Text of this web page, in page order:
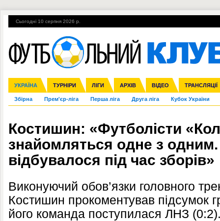
Сьогодні 10 серпня 2026 р.
УКРАЇНА ТУРНІРИ ЛІГИ АРХІВ ВІДЕО ТРАНСЛЯЦІЇ
Збірна Прем'єр-ліга Перша ліга Друга ліга Кубок України
Ліга чемпіонів Ліга Європи Міжнародні Ліга націй Ліга
Англія Іспанія Італія Німеччина Франція Інші
ЧС-2014 ЄВРО-2016 Росія Кубок конфедерацій ЧЄ-2015 (U-
Гарячі теми УПЛ, 2-й тур ВІЙНА УПЛ-ПЕРЕХОДИ
Костишин: «Футболісти
знайомляться одне з
відбувалося під час зборів»
Виконуючий обов’язки головного
Костишин прокоментував підсумок
його команда поступилася ЛНЗ